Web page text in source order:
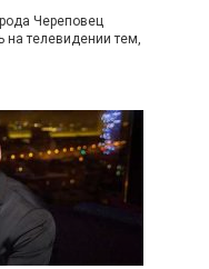
Череповец
на телевидении тем,